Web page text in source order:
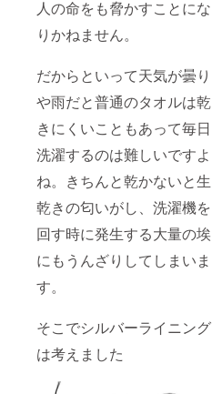
人の命をも脅かすことにな
りかねません。
だからといって天気が曇り
や雨だと普通のタオルは乾
きにくいこともあって毎日
洗濯するのは難しいですよ
ね。きちんと乾かないと生
乾きの匂いがし、洗濯機を
回す時に発生する大量の埃
にもうんざりしてしまいま
す。
そこでシルバーライニング
は考えました